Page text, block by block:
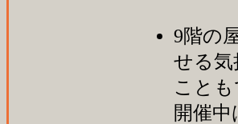
9階の
せる
こと
開催中